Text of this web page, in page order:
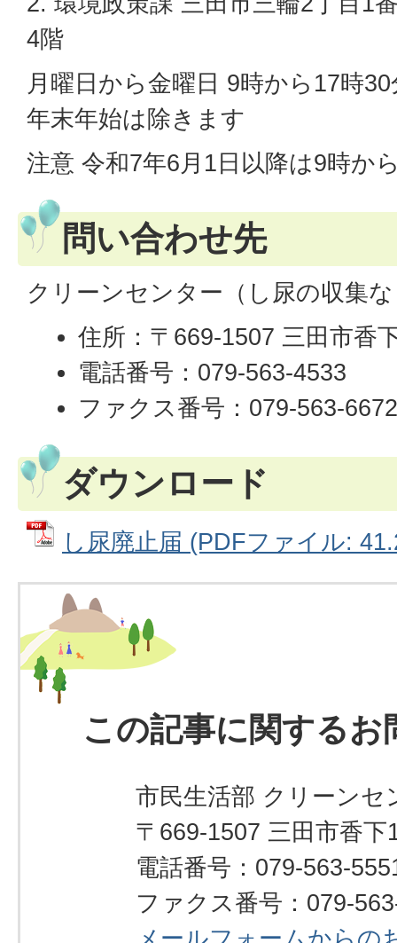
4階
月曜日から金曜日 9時から17時
年末年始は除きます
注意 令和7年6月1日以降は9時か
問い合わせ先
クリーンセンター（し尿の収集
住所：〒669-1507 三田市香
電話番号：079-563-4533
ファクス番号：079-563-
ダウンロード
し尿廃止届 (PDFファイル:
この記事に関するお
市民生活部 クリーンセ
〒669-1507 三田市香下
電話番号：079-563-
ファクス番号：079-